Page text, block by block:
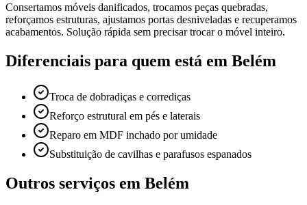
Consertamos móveis danificados, trocamos peças quebradas,
reforçamos estruturas, ajustamos portas desniveladas e recuperamos
acabamentos. Solução rápida sem precisar trocar o móvel inteiro.
Diferenciais para quem está em Belém
Troca de dobradiças e corrediças
Reforço estrutural em pés e laterais
Reparo em MDF inchado por umidade
Substituição de cavilhas e parafusos espanados
Outros serviços em Belém